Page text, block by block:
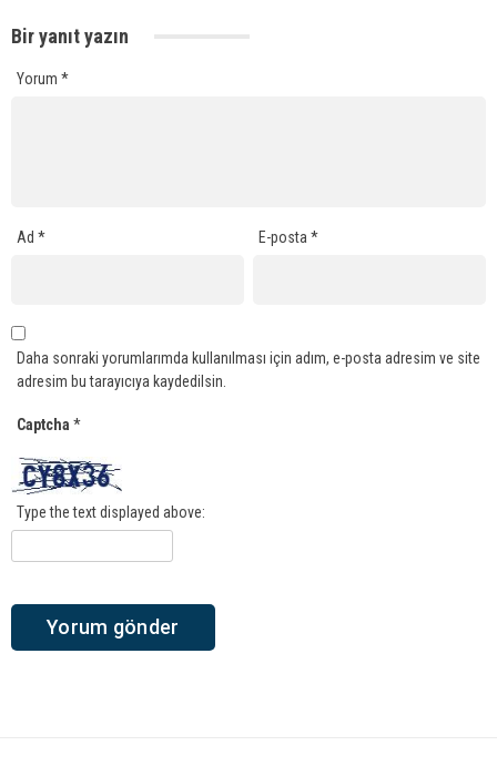
Bir yanıt yazın
Yorum *
Ad * E-posta*
Daha sonraki yorumlarımda kullanılması için adım, e-posta adresim ve site
adresim bu tarayıcıya kaydedilsin.
Captcha *
Type the text displayed above: